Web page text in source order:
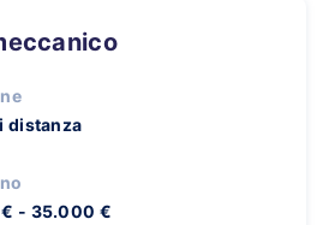
distanza
- 35.000 €